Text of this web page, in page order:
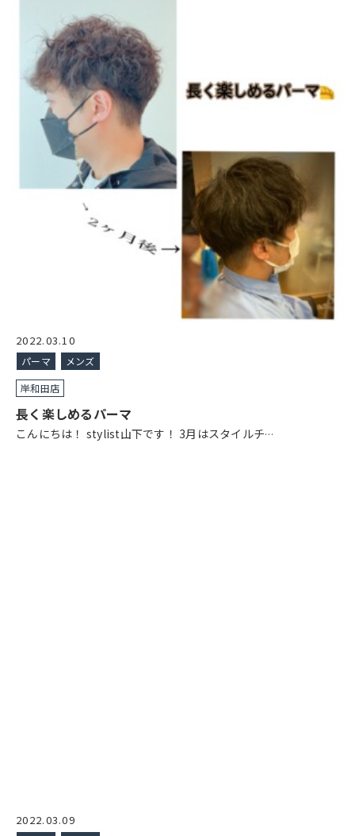
2022.03.10
パーマ
メンズ
岸和田店
長く楽しめるパーマ
こんにちは！ stylist山下です！ 3月はスタイルチ…
2022.03.09